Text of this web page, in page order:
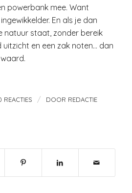
powerbank mee. Want
En als je dan
natuur staat, zonder bereik
en een zak noten… dan
REACTIES / DOOR REDACTIE